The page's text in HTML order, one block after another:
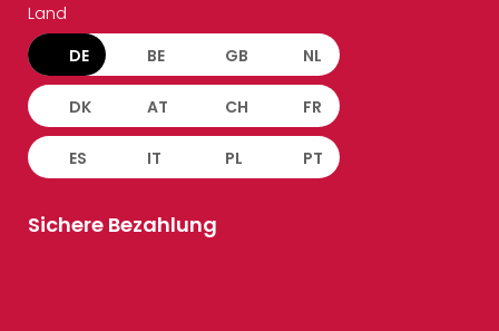
Land
DE BE GB NL
DK AT CH FR
ES IT PL PT
Sichere Bezahlung